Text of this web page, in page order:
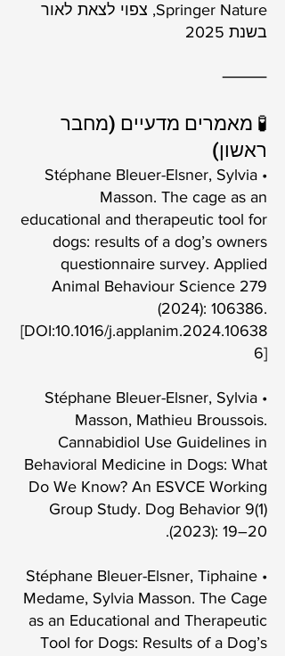
Springer Nature, צפוי לצאת לאור
בשנת 2025
⸻
🧪 מאמרים מדעיים (מחבר
ראשון)
• Stéphane Bleuer-Elsner, Sylvia
Masson. The cage as an
educational and therapeutic tool for
dogs: results of a dog’s owners
questionnaire survey. Applied
Animal Behaviour Science 279
(2024): 106386.
[DOI:10.1016/j.applanim.2024.10638
6]
• Stéphane Bleuer-Elsner, Sylvia
Masson, Mathieu Broussois.
Cannabidiol Use Guidelines in
Behavioral Medicine in Dogs: What
Do We Know? An ESVCE Working
Group Study. Dog Behavior 9(1)
(2023): 19–20.
• Stéphane Bleuer-Elsner, Tiphaine
Medame, Sylvia Masson. The Cage
as an Educational and Therapeutic
Tool for Dogs: Results of a Dog’s